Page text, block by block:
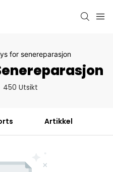
for senereparasjon
450 Utsikt
Artikkel